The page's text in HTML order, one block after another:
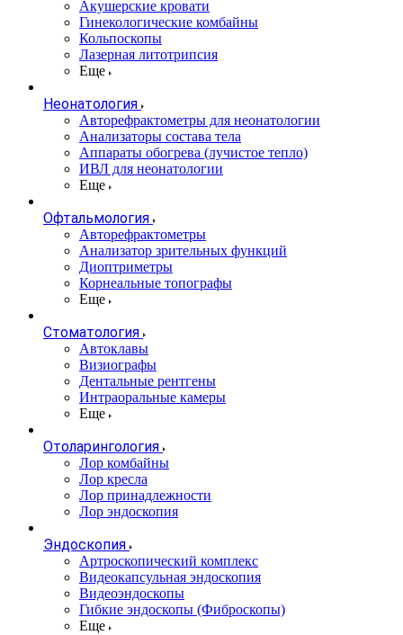
Акушерские кровати
Гинекологические комбайны
Кольпоскопы
Лазерная литотрипсия
Еще
Неонатология
Авторефрактометры для неонатологии
Анализаторы состава тела
Аппараты обогрева (лучистое тепло)
ИВЛ для неонатологии
Еще
Офтальмология
Авторефрактометры
Анализатор зрительных функций
Диоптриметры
Корнеальные топографы
Еще
Стоматология
Автоклавы
Визиографы
Дентальные рентгены
Интраоральные камеры
Еще
Отоларингология
Лор комбайны
Лор кресла
Лор принадлежности
Лор эндоскопия
Эндоскопия
Артроскопический комплекс
Видеокапсульная эндоскопия
Видеоэндоскопы
Гибкие эндоскопы (Фиброcкопы)
Еще